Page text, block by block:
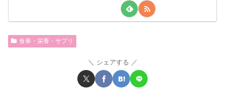
食事・栄養・サプリ
シェアする